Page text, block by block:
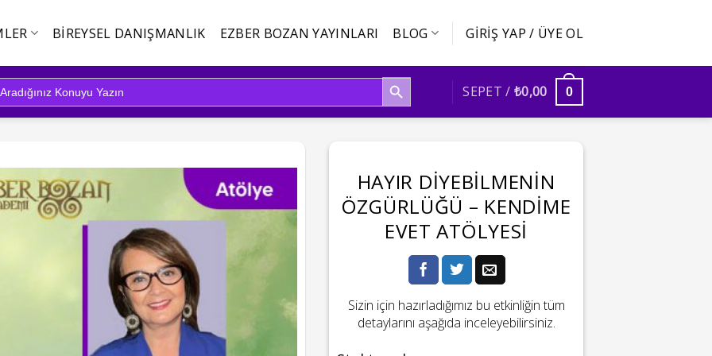
BIREYSEL DANIŞMANLIK EZBER BOZAN YAYINLARI BLOG GIRIŞ YAP / ÜYE OL
SEARCH BUTTON
SEPET / ₺0,00 0
HAYIR DIYEBILMENIN
ÖZGÜRLÜĞÜ – KENDIME
EVET ATÖLYESI
Sizin için hazırladığımız bu etkinliğin tüm
detaylarını aşağıda inceleyebilirsiniz.